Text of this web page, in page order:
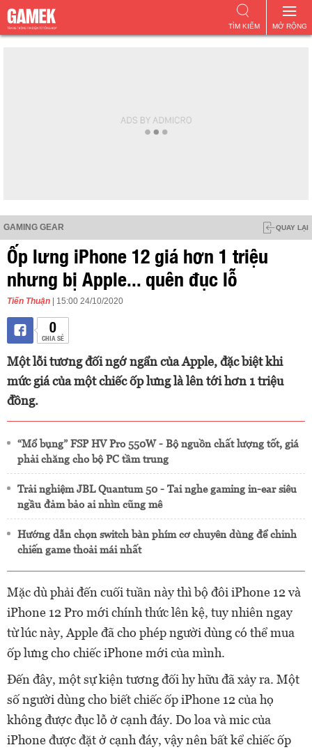
MỞ RỘNG
TÌM KIẾM
GAMING GEAR QUAY LẠI
Ốp lưng iPhone 12 giá hơn 1 triệu
nhưng bị Apple... quên đục lỗ
Tiến Thuận | 15:00 24/10/2020
0
CHIA SẺ
Một lỗi tương đối ngớ ngẩn của Apple, đặc biệt khi
mức giá của một chiếc ốp lưng là lên tới hơn 1 triệu
đồng.
“Mổ bụng” FSP HV Pro 550W - Bộ nguồn chất lượng tốt, giá
phải chăng cho bộ PC tầm trung
Trải nghiệm JBL Quantum 50 - Tai nghe gaming in-ear siêu
ngầu đảm bảo ai nhìn cũng mê
Hướng dẫn chọn switch bàn phím cơ chuyên dùng để chinh
chiến game thoải mái nhất
Mặc dù phải đến cuối tuần này thì bộ đôi iPhone 12 và
iPhone 12 Pro mới chính thức lên kệ, tuy nhiên ngay
từ lúc này, Apple đã cho phép người dùng có thể mua
ốp lưng cho chiếc iPhone mới của mình.
Đến đây, một sự kiện tương đối hy hữu đã xảy ra. Một
số người dùng cho biết chiếc ốp iPhone 12 của họ
không được đục lỗ ở cạnh đáy. Do loa và mic của
iPhone được đặt ở cạnh đáy, vậy nên bất kể chiếc ốp